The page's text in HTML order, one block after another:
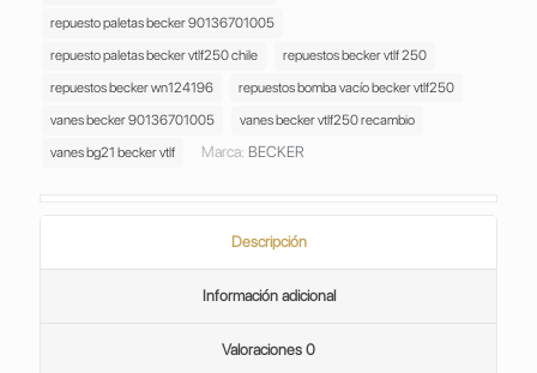
repuesto paletas becker 90136701005
repuesto paletas becker vtlf250 chile
repuestos becker vtlf 250
repuestos becker wn124196
repuestos bomba vacío becker vtlf250
vanes becker 90136701005
vanes becker vtlf250 recambio
vanes bg21 becker vtlf
Marca: BECKER
Descripción
Información adicional
Valoraciones 0